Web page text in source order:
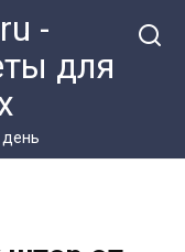
-
для